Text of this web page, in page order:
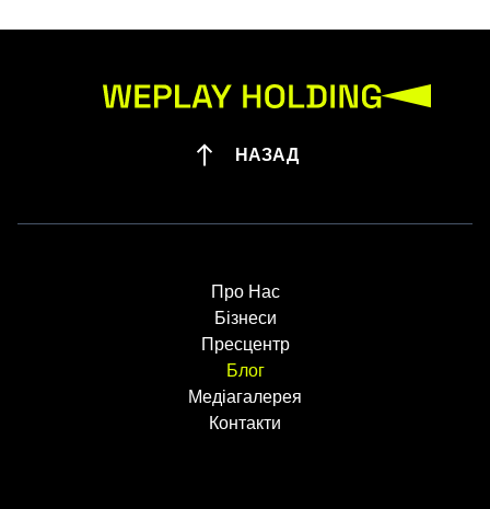
НАЗАД
Про Нас
Бізнеси
Пресцентр
Блог
Медіагалерея
Контакти